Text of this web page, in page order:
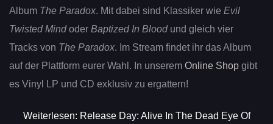
Album The Paradox. Mit dabei sind Klassiker wie Evil
Twisted Mindoder Baptized In Bloodund gleich vier
Tracks von The Paradox. Im Stream findet ihr das Album
auf der Plattform eurer Wahl. In unserem Online Shop gibt
es Vinyl LP und CD exklusiv zu ergattern!
Weiterlesen: Release Day: Alive In The Dead Eye Of